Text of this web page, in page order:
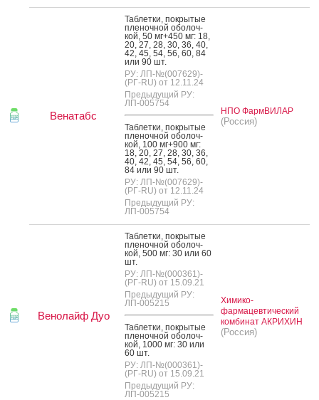
Венатабс
Таб­летки, пок­ры­тые
пле­ноч­ной обо­лоч­
кой, 50 мг+450 мг: 18,
20, 27, 28, 30, 36, 40,
42, 45, 54, 56, 60, 84
или 90 шт.
РУ: ЛП-№(007629)-
(РГ-RU) от 12.11.24
Предыдущий РУ:
ЛП-005754
Таб­летки, пок­ры­тые
пле­ноч­ной обо­лоч­
кой, 100 мг+900 мг:
18, 20, 27, 28, 30, 36,
40, 42, 45, 54, 56, 60,
84 или 90 шт.
РУ: ЛП-№(007629)-
(РГ-RU) от 12.11.24
Предыдущий РУ:
ЛП-005754
НПО ФармВИЛАР
(Россия)
Венолайф Дуо
Таб­летки, пок­ры­тые
пле­ноч­ной обо­лоч­
кой, 500 мг: 30 или 60
шт.
РУ: ЛП-№(000361)-
(РГ-RU) от 15.09.21
Предыдущий РУ:
ЛП-005215
Таб­летки, пок­ры­тые
пле­ноч­ной обо­лоч­
кой, 1000 мг: 30 или
60 шт.
РУ: ЛП-№(000361)-
(РГ-RU) от 15.09.21
Предыдущий РУ:
ЛП-005215
Химико-
фармацевтический
комбинат АКРИХИН
(Россия)